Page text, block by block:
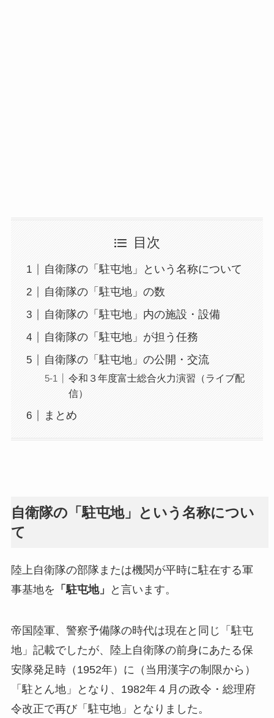
目次
自衛隊の「駐屯地」という名称について
自衛隊の「駐屯地」の数
自衛隊の「駐屯地」内の施設・設備
自衛隊の「駐屯地」が担う任務
自衛隊の「駐屯地」の公開・交流
令和３年度富士総合火力演習（ライブ配
信）
まとめ
自衛隊の「駐屯地」という名称につい
て
陸上自衛隊の部隊または機関が平時に駐在する軍
事基地を 「駐屯地」 と言います。
帝国陸軍、警察予備隊の時代は現在と同じ「駐屯
地」記載でしたが、陸上自衛隊の前身にあたる保
安隊発足時（1952年）に（当用漢字の制限から）
「駐とん地」となり、1982年４月の政令・総理府
令改正で再び「駐屯地」となりました。